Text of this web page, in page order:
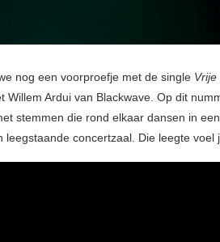
nog een voorproefje met de single Vrije
Willem Ardui van Blackwave. Op dit
stemmen die rond elkaar dansen in
concertzaal. Die leegte voel